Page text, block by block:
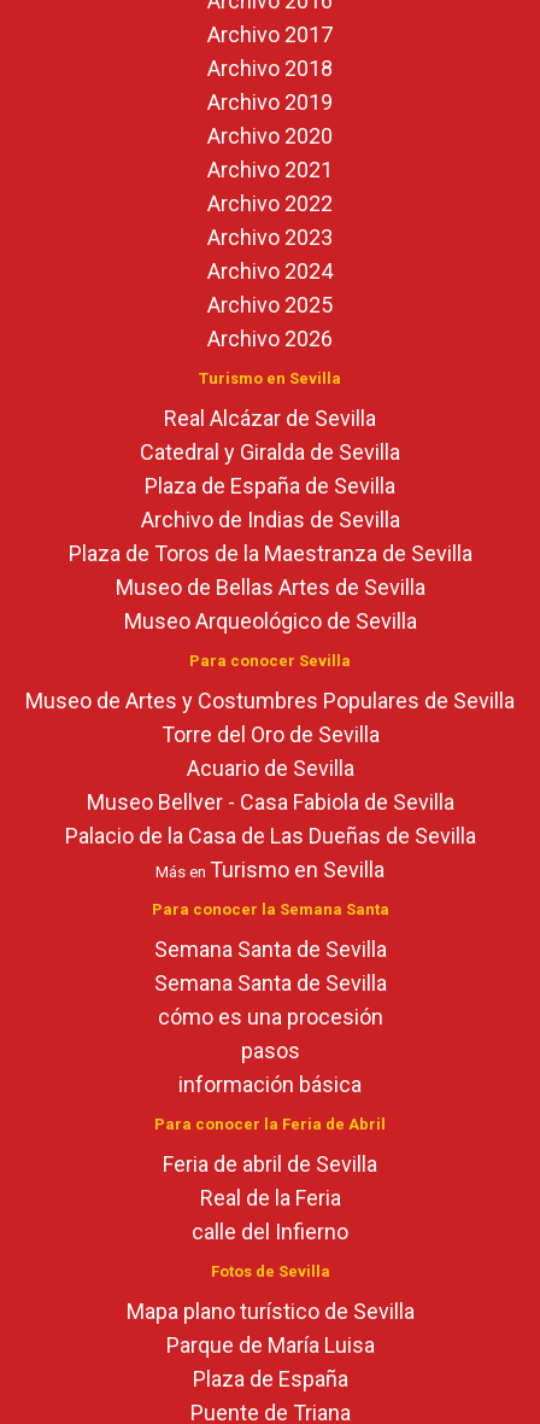
Archivo 2017
Archivo 2018
Archivo 2019
Archivo 2020
Archivo 2021
Archivo 2022
Archivo 2023
Archivo 2024
Archivo 2025
Archivo 2026
Turismo en Sevilla
Real Alcázar de Sevilla
Catedral y Giralda de Sevilla
Plaza de España de Sevilla
Archivo de Indias de Sevilla
Plaza de Toros de la Maestranza de Sevilla
Museo de Bellas Artes de Sevilla
Museo Arqueológico de Sevilla
Para conocer Sevilla
Museo de Artes y Costumbres Populares de Sevilla
Torre del Oro de Sevilla
Acuario de Sevilla
Museo Bellver - Casa Fabiola de Sevilla
Palacio de la Casa de Las Dueñas de Sevilla
Más en Turismo en Sevilla
Para conocer la Semana Santa
Semana Santa de Sevilla
Semana Santa de Sevilla
cómo es una procesión
pasos
información básica
Para conocer la Feria de Abril
Feria de abril de Sevilla
Real de la Feria
calle del Infierno
Fotos de Sevilla
Mapa plano turístico de Sevilla
Parque de María Luisa
Plaza de España
Puente de Triana